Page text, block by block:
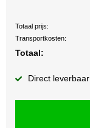
Totaal prijs:
Transportkosten:
Totaal:
Direct leverbaar